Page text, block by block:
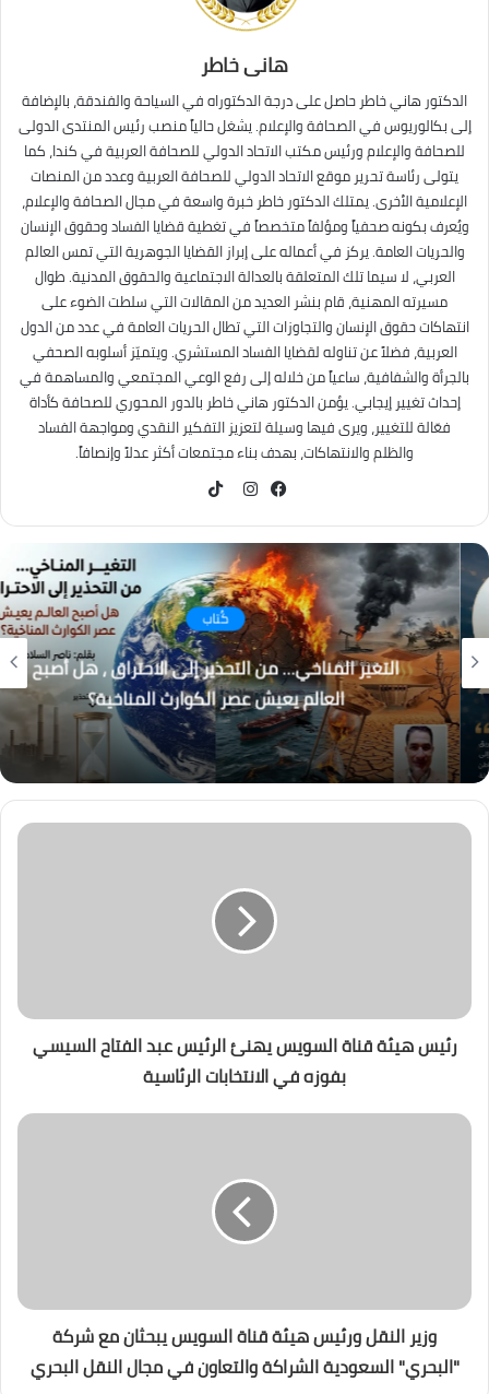
هانى خاطر
الدكتور هاني خاطر حاصل على درجة الدكتوراه في السياحة والفندقة، بالإضافة
إلى بكالوريوس في الصحافة والإعلام. يشغل حالياً منصب رئيس المنتدى الدولى
للصحافة والإعلام ورئيس مكتب الاتحاد الدولي للصحافة العربية في كندا، كما
يتولى رئاسة تحرير موقع الاتحاد الدولي للصحافة العربية وعدد من المنصات
الإعلامية الأخرى. يمتلك الدكتور خاطر خبرة واسعة في مجال الصحافة والإعلام،
ويُعرف بكونه صحفياً ومؤلفاً متخصصاً في تغطية قضايا الفساد وحقوق الإنسان
والحريات العامة. يركز في أعماله على إبراز القضايا الجوهرية التي تمس العالم
العربي، لا سيما تلك المتعلقة بالعدالة الاجتماعية والحقوق المدنية. طوال
مسيرته المهنية، قام بنشر العديد من المقالات التي سلطت الضوء على
انتهاكات حقوق الإنسان والتجاوزات التي تطال الحريات العامة في عدد من الدول
العربية، فضلاً عن تناوله لقضايا الفساد المستشري. ويتميّز أسلوبه الصحفي
بالجرأة والشفافية، ساعياً من خلاله إلى رفع الوعي المجتمعي والمساهمة في
إحداث تغيير إيجابي. يؤمن الدكتور هاني خاطر بالدور المحوري للصحافة كأداة
فعّالة للتغيير، ويرى فيها وسيلة لتعزيز التفكير النقدي ومواجهة الفساد
والظلم والانتهاكات، بهدف بناء مجتمعات أكثر عدلاً وإنصافاً.
كُتاب
التغير المناخي… من التحذير إلى الاحتراق ، هل أصبح
العالم يعيش عصر الكوارث المناخية؟
رئيس هيئة قناة السويس يهنئ الرئيس عبد الفتاح السيسي
بفوزه في الانتخابات الرئاسية
وزير النقل ورئيس هيئة قناة السويس يبحثان مع شركة
"البحري" السعودية الشراكة والتعاون في مجال النقل البحري